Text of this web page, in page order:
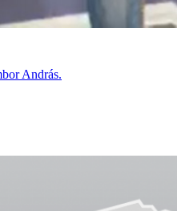
András.